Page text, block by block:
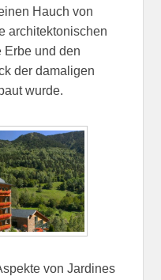
Hauch von
architektonischen
Erbe und den
der damaligen
wurde.
von Jardines